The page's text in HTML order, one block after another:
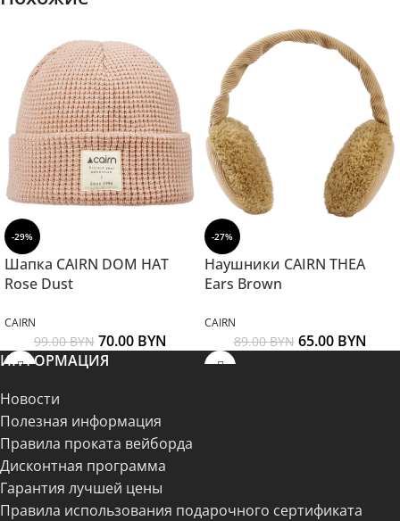
-29%
Шапка CAIRN DOM HAT
Rose Dust
CAIRN
99.00BYN 70.00 BYN
-27%
Наушники CAIRN THEA
Ears Brown
CAIRN
89.00BYN 65.00 BYN
ИНФОРМАЦИЯ
Новости
Полезная информация
Правила проката вейборда
Дисконтная программа
Гарантия лучшей цены
Правила использования подарочного сертификата